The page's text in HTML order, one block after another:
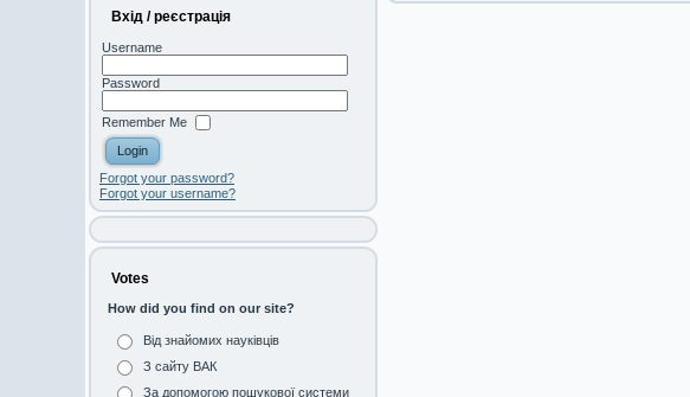
Вхід / реєстрація
Username
Password
Remember Me
Forgot your password?
Forgot your username?
Votes
How did you find on our site?
Від знайомих науківців
З сайту ВАК
За допомогою пошукової системи